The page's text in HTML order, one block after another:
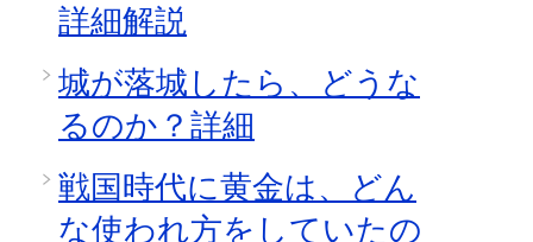
詳細解説
城が落城したら、どうな
るのか？詳細
戦国時代に黄金は、どん
な使われ方をしていたの